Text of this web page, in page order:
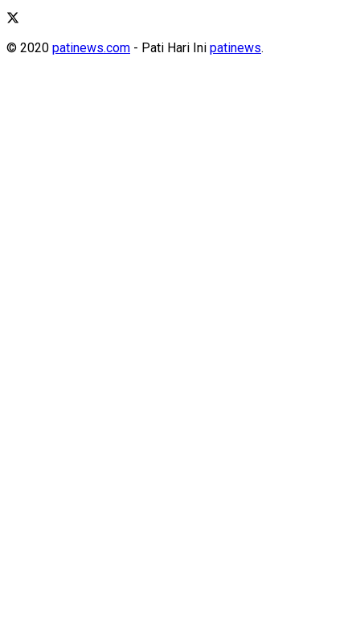
© 2020 patinews.com - Pati Hari Ini patinews.